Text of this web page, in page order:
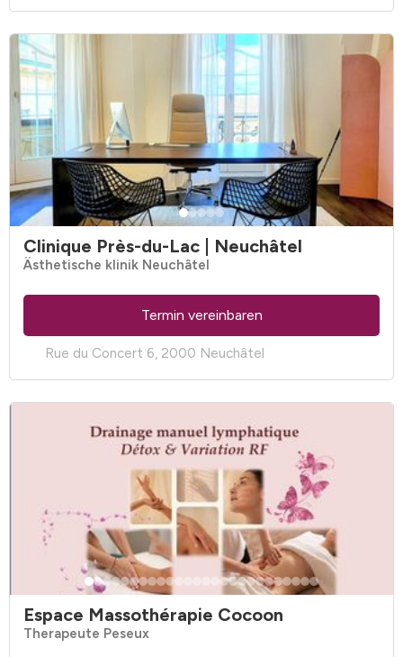
Clinique Près-du-Lac | Neuchâtel
Ästhetische klinik Neuchâtel
Rue du Concert 6, 2000 Neuchâtel
Termin vereinbaren
Espace Massothérapie Cocoon
Therapeute Peseux